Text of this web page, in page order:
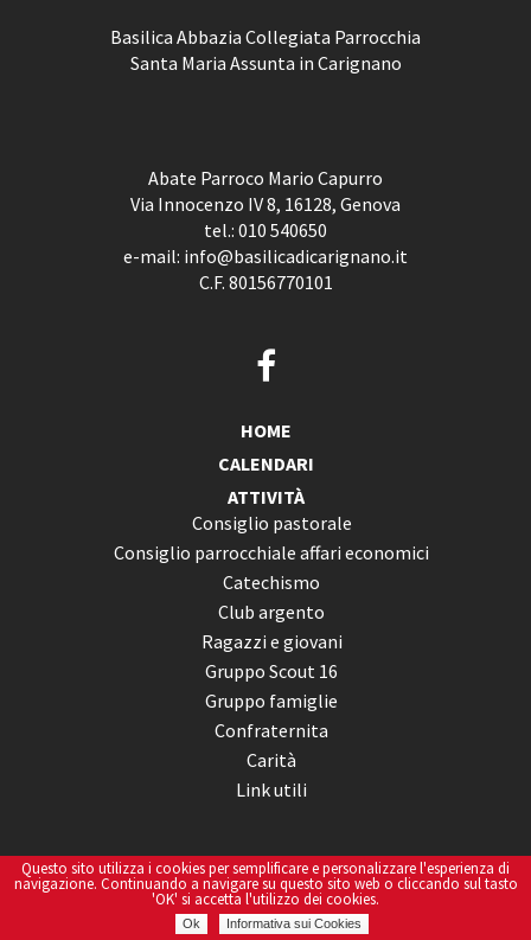
Basilica Abbazia Collegiata Parrocchia
Santa Maria Assunta in Carignano
Abate Parroco Mario Capurro
Via Innocenzo IV 8, 16128, Genova
tel.: 010 540650
e-mail: info@basilicadicarignano.it
C.F. 80156770101
HOME
CALENDARI
ATTIVITÀ
Consiglio pastorale
Consiglio parrocchiale affari economici
Catechismo
Club argento
Ragazzi e giovani
Gruppo Scout 16
Gruppo famiglie
Confraternita
Carità
Link utili
PARROCCHIA
Sacerdoti
Questo sito utilizza i cookies per semplificare e personalizzare l'esperienza di
navigazione. Continuando a navigare su questo sito web o cliccando sul tasto
'OK' si accetta l'utilizzo dei cookies.
Ok Informativa sui Cookies